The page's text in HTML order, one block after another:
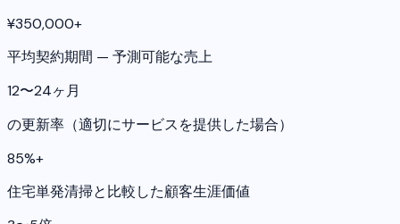
¥350,000+
平均契約期間 — 予測可能な売上
12〜24ヶ月
の更新率（適切にサービスを提供した場合）
85%+
住宅単発清掃と比較した顧客生涯価値